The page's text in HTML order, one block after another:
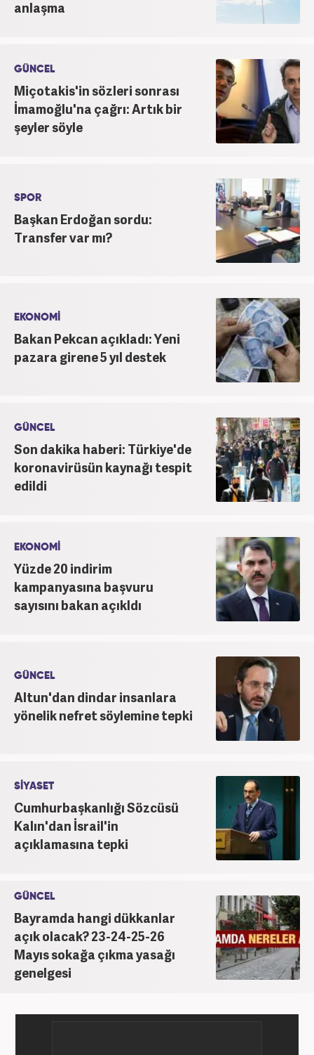
anlaşma
GÜNCEL
Miçotakis'in sözleri sonrası
İmamoğlu'na çağrı: Artık bir
şeyler söyle
SPOR
Başkan Erdoğan sordu:
Transfer var mı?
EKONOMİ
Bakan Pekcan açıkladı: Yeni
pazara girene 5 yıl destek
GÜNCEL
Son dakika haberi: Türkiye'de
koronavirüsün kaynağı tespit
edildi
EKONOMİ
Yüzde 20 indirim
kampanyasına başvuru
sayısını bakan açıkldı
GÜNCEL
Altun'dan dindar insanlara
yönelik nefret söylemine tepki
SİYASET
Cumhurbaşkanlığı Sözcüsü
Kalın'dan İsrail'in
açıklamasına tepki
GÜNCEL
Bayramda hangi dükkanlar
açık olacak? 23-24-25-26
Mayıs sokağa çıkma yasağı
genelgesi